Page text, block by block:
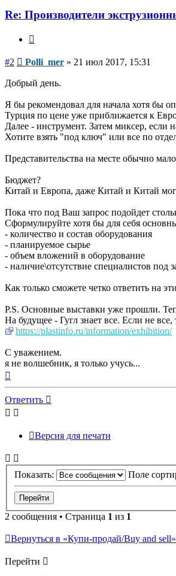
Re: Производители
#2 Сообщение
Polli_mer » 21 июл 2017, 15:31
Добрый день.
Я бы рекомендовал для начала хотя бы
Турция по цене уже приближается к
Далее - инструмент. Затем миксер, если
Хотите взять "под ключ" или все по
Представительства на месте обычно
Бюджет?
Китай и Европа, даже Китай и Китай
Пока что под Ваш запрос подойдет
Сформулируйте хотя бы для себя
- количество и состав оборудования
- планируемое сырье
- объем вложений в оборудование
- наличие\отсутствие специалистов под
Как только сможете четко ответить на
P.S. Основные выставки уже прошли.
На будущее - Гугл знает все. Если не все,
https://plastinfo.ru/information/exhibition/
С уважением.
я не волшебник, я только учусь...
началу
Ответить
Версия для печати
Показать: Поле
2 сообщения • Страница 1 из 1
Вернуться в «Купи-продай/Buy and sell»
Перейти